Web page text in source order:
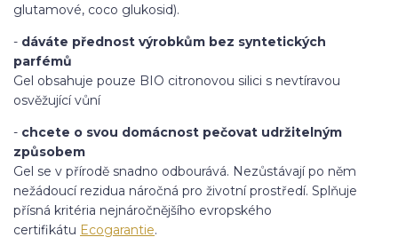
glutamové, coco glukosid).
- dáváte přednost výrobkům bez syntetických
parfémů
Gel obsahuje pouze BIO citronovou silici s nevtíravou
osvěžující vůní
- chcete o svou domácnost pečovat udržitelným
způsobem
Gel se v přírodě snadno odbourává. Nezůstávají po něm
nežádoucí rezidua náročná pro životní prostředí. Splňuje
přísná kritéria nejnáročnějšího evropského
certifikátu Ecogarantie.